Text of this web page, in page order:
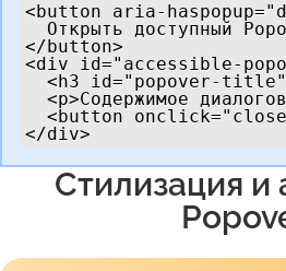
<button aria-
Открыть доступный
</button>
<div id="accessible-
<h3 id="popover-
<p>Содержимое
<button
</div>
Стилизация и